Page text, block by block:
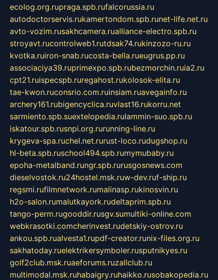
ecolog.org.rupraga.spb.rufalcorussia.ru
autodoctorservis.rukamertondom.spb.runet-life.net.ru
avto-vozim.rusakhcamera.rualliance-electro.spb.ru
stroyavt.rucontrolweb1.rutdsak74.rukinzozo-ru.ru
kvotka.ruiron-snab.rucosta-bella.rueugrus.pp.ru
associaciya39.ruprimexpo.spb.rubezmorchin.ruia2.ru
cpt21.ruispecspb.ruregahost.rukolosok-elita.ru
tae-kwon.ruconsrio.com.ruinsiam.ruavegainfo.ru
archery161.rubigencyclica.ruvlast16.rukorru.net
sarmiento.spb.suextelopedia.rulammin-suo.spb.ru
iskatour.spb.rusnpi.org.rurunning-line.ru
krygeva-spa.ruchel.net.rurust-loco.rudugshop.ru
hl-beta.spb.ruschool494.spb.rumymubaby.ru
epoha-metalband.rungr.spb.rurusgosnews.com
dieselvostok.ru24hostel.msk.ruw-dev.ruf-ship.ru
regsmi.rufilmnetwork.rumalinasp.rukinosvin.ru
h2o-salon.rumalutkayork.rudeltaprim.spb.ru
tango-perm.rugooddir.rusgv.sumultiki-online.com
webkrasotki.comcherinvest.rudetskiy-ostrov.ru
ankou.spb.rualvesta1.rupdf-creator.runix-files.org.ru
sakhatoday.ruelektrikersymboler.rusputnikyes.ru
golf2club.msk.ruaeforums.ruzallclub.ru
multimodal.msk.ruhabaigry.ruhaikko.rusobakopedia.ru